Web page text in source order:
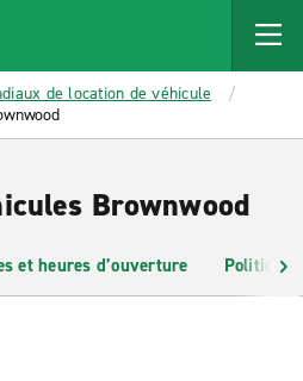
de location de véhicule
Brownwood
et heures d’ouverture Politiques